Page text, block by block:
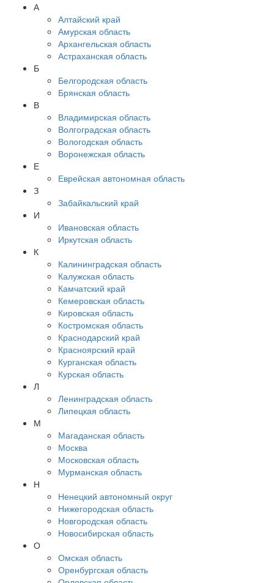
А
Алтайский край
Амурская область
Архангельская область
Астраханская область
Б
Белгородская область
Брянская область
В
Владимирская область
Волгоградская область
Вологодская область
Воронежская область
Е
Еврейская автономная область
З
Забайкальский край
И
Ивановская область
Иркутская область
К
Калининградская область
Калужская область
Камчатский край
Кемеровская область
Кировская область
Костромская область
Краснодарский край
Красноярский край
Курганская область
Курская область
Л
Ленинградская область
Липецкая область
М
Магаданская область
Москва
Московская область
Мурманская область
Н
Ненецкий автономный округ
Нижегородская область
Новгородская область
Новосибирская область
О
Омская область
Оренбургская область